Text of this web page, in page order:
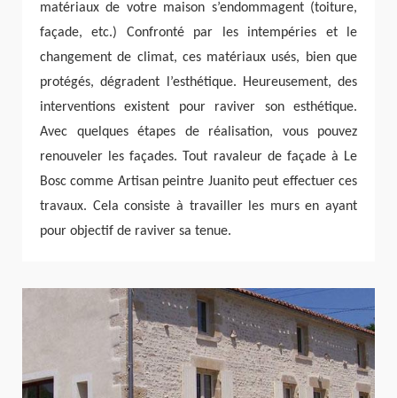
matériaux de votre maison s’endommagent (toiture,
façade, etc.) Confronté par les intempéries et le
changement de climat, ces matériaux usés, bien que
protégés, dégradent l’esthétique. Heureusement, des
interventions existent pour raviver son esthétique.
Avec quelques étapes de réalisation, vous pouvez
renouveler les façades. Tout ravaleur de façade à Le
Bosc comme Artisan peintre Juanito peut effectuer ces
travaux. Cela consiste à travailler les murs en ayant
pour objectif de raviver sa tenue.